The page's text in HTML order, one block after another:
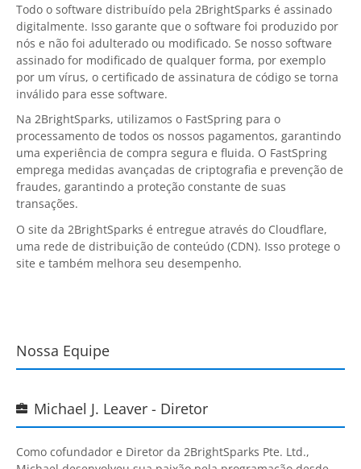
Todo o software distribuído pela 2BrightSparks é assinado
digitalmente. Isso garante que o software foi produzido por
nós e não foi adulterado ou modificado. Se nosso software
assinado for modificado de qualquer forma, por exemplo
por um vírus, o certificado de assinatura de código se torna
inválido para esse software.
Na 2BrightSparks, utilizamos o FastSpring para o
processamento de todos os nossos pagamentos, garantindo
uma experiência de compra segura e fluida. O FastSpring
emprega medidas avançadas de criptografia e prevenção de
fraudes, garantindo a proteção constante de suas
transações.
O site da 2BrightSparks é entregue através do Cloudflare,
uma rede de distribuição de conteúdo (CDN). Isso protege o
site e também melhora seu desempenho.
Nossa Equipe
 Michael J. Leaver - Diretor
Como cofundador e Diretor da 2BrightSparks Pte. Ltd.,